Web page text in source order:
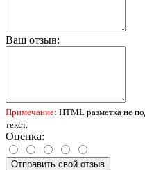
Ваш отзыв:
Примечание: HTML разметка не
текст.
Оценка:
Отправить свой отзыв